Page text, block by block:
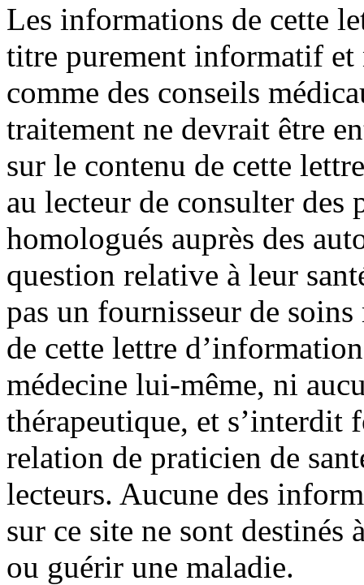
Les informations de cette
titre purement informatif et
comme des conseils
traitement ne devrait être
sur le contenu de cette
au lecteur de consulter des
homologués auprès des
question relative à leur
pas un fournisseur de
de cette lettre
médecine lui-même, ni
thérapeutique, et s’interdit
relation de praticien de
lecteurs. Aucune des
sur ce site ne sont destinés
ou guérir une maladie.